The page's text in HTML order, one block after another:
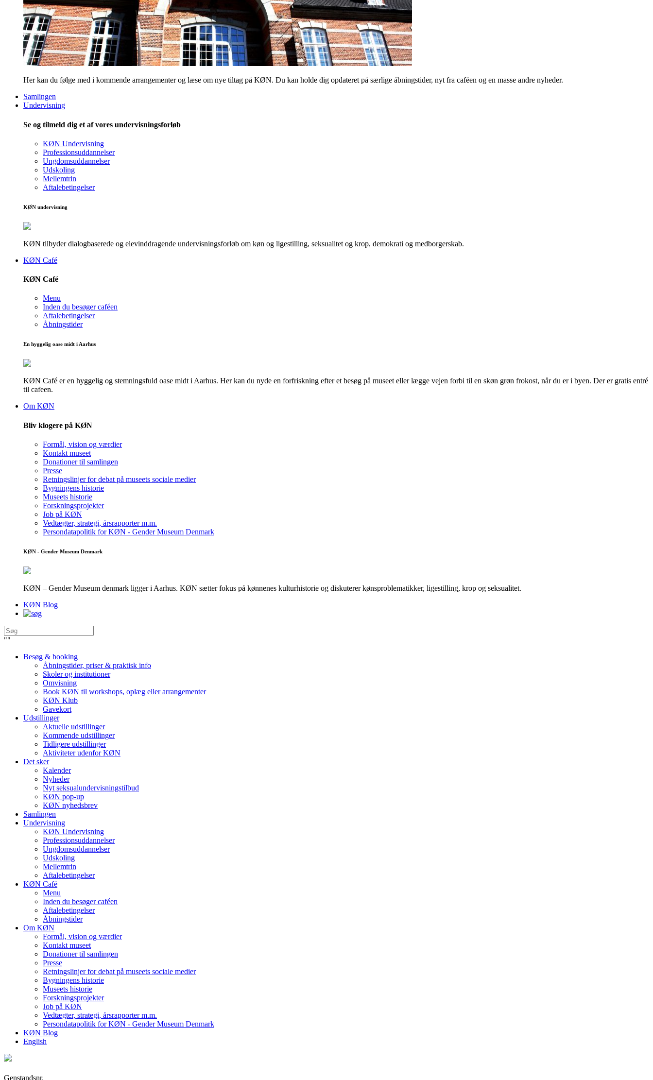
Her kan du følge med i kommende arrangementer og læse om nye tiltag på KØN. Du kan holde dig opdateret på særlige åbningstider, nyt fra caféen og en masse andre nyheder.
Samlingen
Undervisning
Se og tilmeld dig et af vores undervisningsforløb
KØN Undervisning
Professionsuddannelser
Ungdomsuddannelser
Udskoling
Mellemtrin
Aftalebetingelser
KØN undervisning
KØN tilbyder dialogbaserede og elevinddragende undervisningsforløb om køn og ligestilling, seksualitet og krop, demokrati og medborgerskab.
KØN Café
KØN Café
Menu
Inden du besøger caféen
Aftalebetingelser
Åbningstider
En hyggelig oase midt i Aarhus
KØN Café er en hyggelig og stemningsfuld oase midt i Aarhus. Her kan du nyde en forfriskning efter et besøg på museet eller lægge vejen forbi til en skøn grøn frokost, når du er i byen. Der er gratis entré
til cafeen.
Om KØN
Bliv klogere på KØN
Formål, vision og værdier
Kontakt museet
Donationer til samlingen
Presse
Retningslinjer for debat på museets sociale medier
Bygningens historie
Museets historie
Forskningsprojekter
Job på KØN
Vedtægter, strategi, årsrapporter m.m.
Persondatapolitik for KØN - Gender Museum Denmark
KØN - Gender Museum Denmark
KØN – Gender Museum denmark ligger i Aarhus. KØN sætter fokus på kønnenes kulturhistorie og diskuterer kønsproblematikker, ligestilling, krop og seksualitet.
KØN Blog
""
Besøg & booking
Åbningstider, priser & praktisk info
Skoler og institutioner
Omvisning
Book KØN til workshops, oplæg eller arrangementer
KØN Klub
Gavekort
Udstillinger
Aktuelle udstillinger
Kommende udstillinger
Tidligere udstillinger
Aktiviteter udenfor KØN
Det sker
Kalender
Nyheder
Nyt seksualundervisningstilbud
KØN pop-up
KØN nyhedsbrev
Samlingen
Undervisning
KØN Undervisning
Professionsuddannelser
Ungdomsuddannelser
Udskoling
Mellemtrin
Aftalebetingelser
KØN Café
Menu
Inden du besøger caféen
Aftalebetingelser
Åbningstider
Om KØN
Formål, vision og værdier
Kontakt museet
Donationer til samlingen
Presse
Retningslinjer for debat på museets sociale medier
Bygningens historie
Museets historie
Forskningsprojekter
Job på KØN
Vedtægter, strategi, årsrapporter m.m.
Persondatapolitik for KØN - Gender Museum Denmark
KØN Blog
English
Genstandsnr.